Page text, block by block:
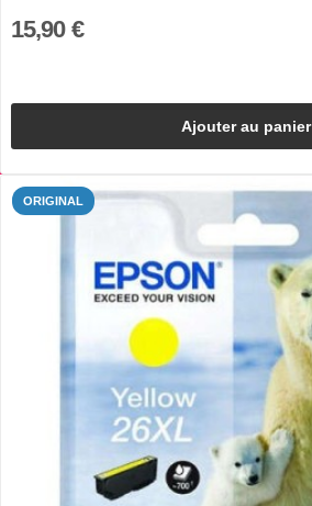
15,90 €
Ajouter au panier
ORIGINAL